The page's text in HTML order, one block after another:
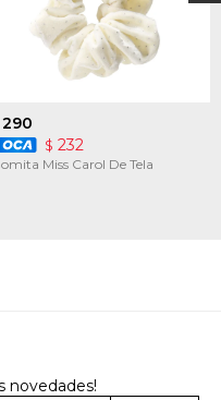
290
$ 232
Miss Carol De Tela
novedades!